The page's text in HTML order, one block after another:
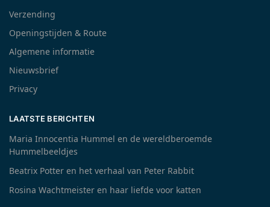
Verzending
Openingstijden & Route
Algemene informatie
Nieuwsbrief
Privacy
LAATSTE BERICHTEN
Maria Innocentia Hummel en de wereldberoemde
Hummelbeeldjes
Beatrix Potter en het verhaal van Peter Rabbit
Rosina Wachtmeister en haar liefde voor katten